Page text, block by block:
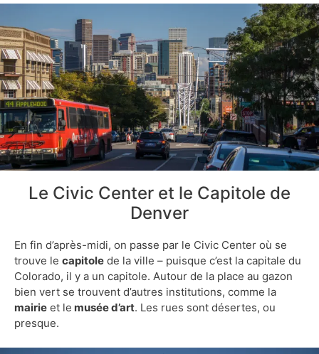
Le Civic Center et le Capitole de
Denver
En fin d’après-midi, on passe par le Civic Center où se
trouve le capitole de la ville – puisque c’est la capitale du
Colorado, il y a un capitole. Autour de la place au gazon
bien vert se trouvent d’autres institutions, comme la
mairie et le musée d’art. Les rues sont désertes, ou
presque.